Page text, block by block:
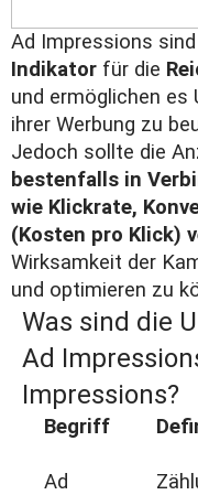
Ad Impressions
Indikator für die
und ermöglichen
ihrer Werbung zu
Jedoch sollte die
bestenfalls in
wie Klickrate,
(Kosten pro Klick)
Wirksamkeit der
und optimieren zu
Was sind die
Ad
Impressions?
Begriff
Ad